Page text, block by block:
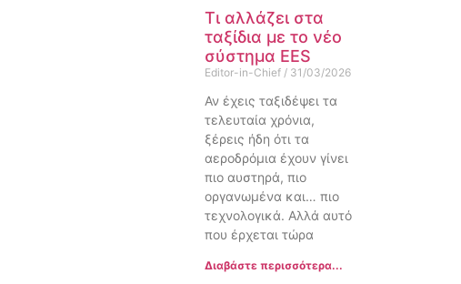
Τι αλλάζει στα
ταξίδια με το νέο
σύστημα EES
Editor-in-Chief 31/03/2026
Αν έχεις ταξιδέψει τα
τελευταία χρόνια,
ξέρεις ήδη ότι τα
αεροδρόμια έχουν γίνει
πιο αυστηρά, πιο
οργανωμένα και… πιο
τεχνολογικά. Αλλά αυτό
που έρχεται τώρα
Διαβάστε περισσότερα...